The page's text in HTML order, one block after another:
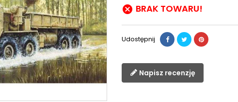
 BRAK TOWARU!
Udostępnij
Napisz recenzję